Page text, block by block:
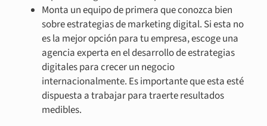
Monta un equipo de primera que conozca bien
sobre estrategias de marketing digital. Si esta no
es la mejor opción para tu empresa, escoge una
agencia experta en el desarrollo de estrategias
digitales para crecer un negocio
internacionalmente. Es importante que esta esté
dispuesta a trabajar para traerte resultados
medibles.